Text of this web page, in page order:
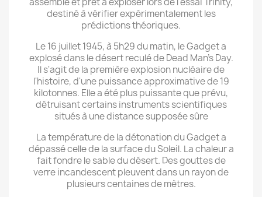
destiné à vérifier expérimentalement les
prédictions théoriques.
Le 16 juillet 1945, à 5h29 du matin, le Gadget a
explosé dans le désert reculé de Dead Man's Day.
Il s'agit de la première explosion nucléaire de
l'histoire, d'une puissance approximative de 19
kilotonnes. Elle a été plus puissante que prévu,
détruisant certains instruments scientifiques
situés à une distance supposée sûre
La température de la détonation du Gadget a
dépassé celle de la surface du Soleil. La chaleur a
fait fondre le sable du désert. Des gouttes de
verre incandescent pleuvent dans un rayon de
plusieurs centaines de mètres.